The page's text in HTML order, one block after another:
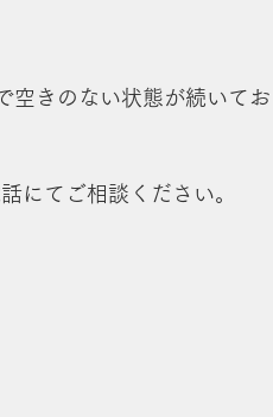
空きのない状態が続いてお
にてご相談ください。